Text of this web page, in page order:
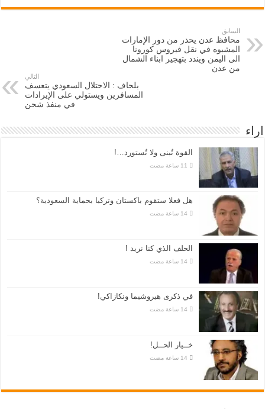
السابق
محافظ عدن يحذر من دور الإمارات
المشبوه في نقل فيروس كورونا
الى اليمن ويندد بتهجير ابناء الشمال
من عدن
التالي
بلحاف : الاحتلال السعودي يتعسف
المسافرين ويستولي على الإيرادات
في منفذ شحن
اراء
القوة تُبنى ولا تُستورد…!
هل فعلا ستقوم باكستان وتركيا بحماية السعودية؟
الحلف الذي كنا نريد !
في ذكرى هيروشيما ونكازاكي!
خــيار الحــل!